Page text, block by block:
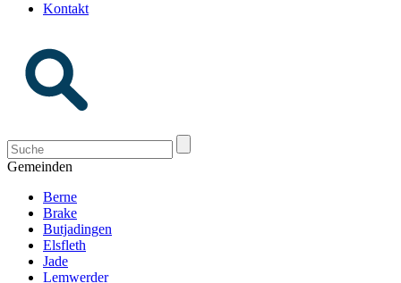
Kontakt
Gemeinden
Berne
Brake
Butjadingen
Elsfleth
Jade
Lemwerder